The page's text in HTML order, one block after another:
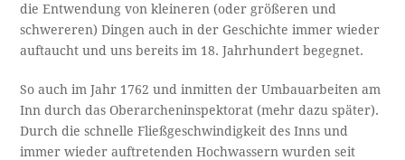
die Entwendung von kleineren (oder größeren und
schwereren) Dingen auch in der Geschichte immer wieder
auftaucht und uns bereits im 18. Jahrhundert begegnet.
So auch im Jahr 1762 und inmitten der Umbauarbeiten am
Inn durch das Oberarcheninspektorat (mehr dazu später).
Durch die schnelle Fließgeschwindigkeit des Inns und
immer wieder auftretenden Hochwassern wurden seit